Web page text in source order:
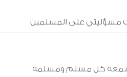
مسؤليتي على المسلمين
يسمعه كل مسلم ومسلمه